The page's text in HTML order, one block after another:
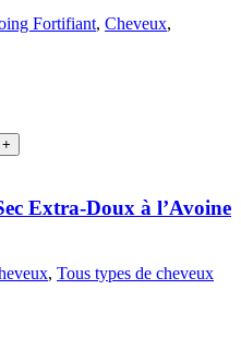
Fortifiant, Cheveux,
Extra-Doux à l’Avoine
, Tous types de cheveux